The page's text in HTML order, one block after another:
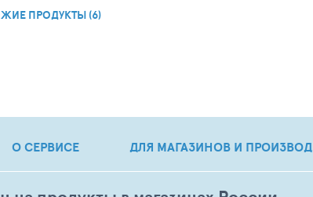
ПРОДУКТЫ (6)
О СЕРВИСЕ ДЛЯ МАГАЗИНОВ И